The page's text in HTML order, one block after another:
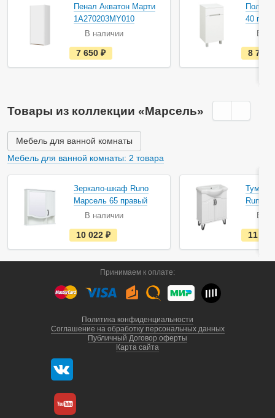
Акция
Пенал Акватон Марти
1A270203MY010
В наличии
е
с
т
л
и
7 650
40
В
8 798
Товары из коллекции «Марсель»
Мебель для ванной комнаты
Мебель для ванной комнаты: 2 товара
Зеркало-шкаф Runo
Марсель 65 правый
В наличии
е
с
т
н
л
и
и
и
10 022
Тумба
Runo
В
11
Принимаем к оплате:
Политика конфиденциальности
Соглашение на обработку персональных данных
Публичный Договор оферты
Карта сайта